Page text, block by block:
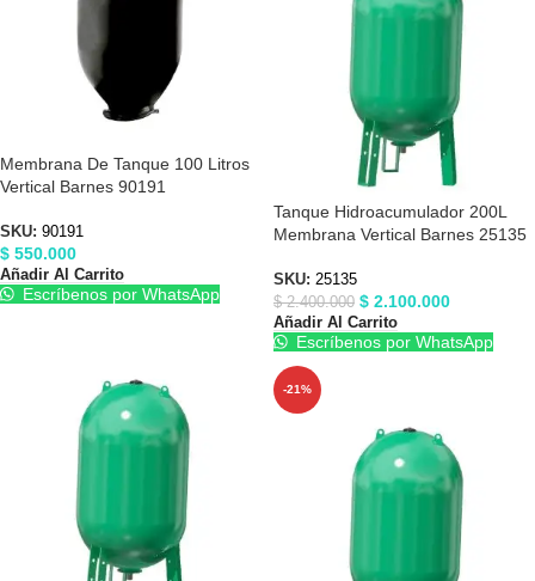
Membrana De Tanque 100 Litros
Vertical Barnes 90191
SKU: 90191
$ 550.000
Añadir Al Carrito
Escríbenos por WhatsApp
Tanque Hidroacumulador 200L
Membrana Vertical Barnes 25135
SKU: 25135
$2.400.000 $ 2.100.000
Añadir Al Carrito
Escríbenos por WhatsApp
-21%